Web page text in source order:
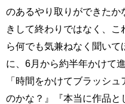
のあるやり取りができたか
きして終わりではなく、
ら何でも気兼ねなく聞い
に、6月から約半年かけて
「時間をかけてブラッシ
のかな？』『本当に作品